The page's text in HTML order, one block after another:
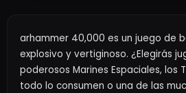
arhammer 40,000 es un juego de
explosivo y vertiginoso. ¿Elegirás
poderosos Marines Espaciales, los
todo lo consumen o una de las